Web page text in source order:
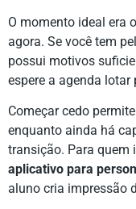
O momento ideal era
agora. Se você tem
possui motivos
espere a agenda
Começar cedo
enquanto ainda há
transição. Para quem
aplicativo para
aluno cria impressão